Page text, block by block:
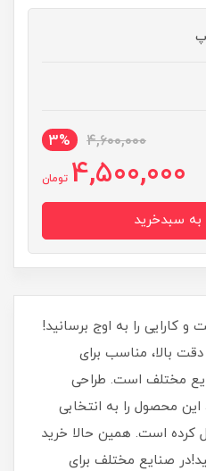
4,600,000
3%
4,500,000 تومان
کد 00202679، دقت و کارایی را به اوج برسانید!
بالا، مناسب برای
مختلف است. طراحی
محصول را به انتخابی
کرده است. همین حالا خرید
صنایع مختلف برای